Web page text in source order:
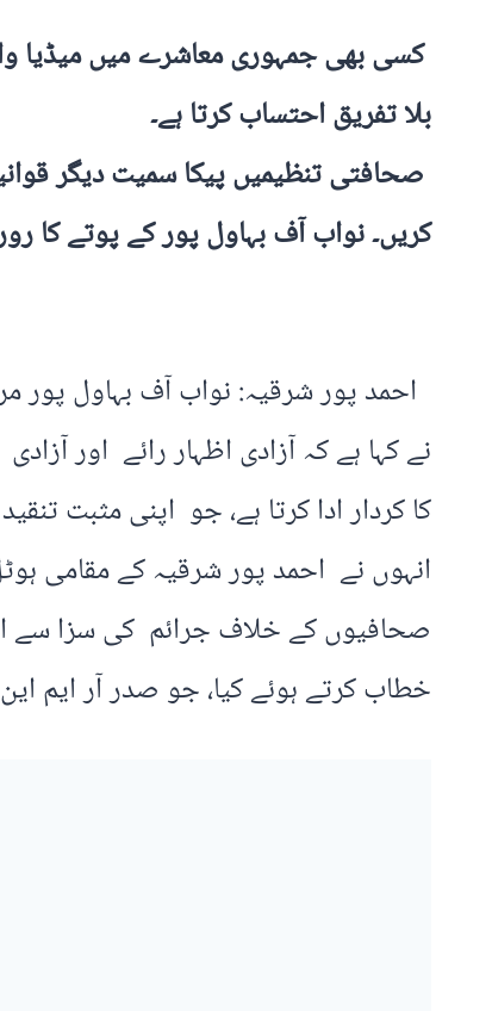
کسی بھی جمہوری معاشرے میں میڈیا
بلا تفریق احتساب کرتا ہے۔
صحافتی تنظیمیں پیکا سمیت دیگر
کریں۔ نواب آف بہاول پور کے پوتے کا
احمد پور شرقیہ: نواب آف بہاول
نے کہا ہے کہ آزادی اظہار رائے اور
کا کردار ادا کرتا ہے، جو اپنی مثبت
انہوں نے احمد پور شرقیہ کے مقامی
صحافیوں کے خلاف جرائم کی سزا سے
خطاب کرتے ہوئے کیا، جو صدر آر ایم